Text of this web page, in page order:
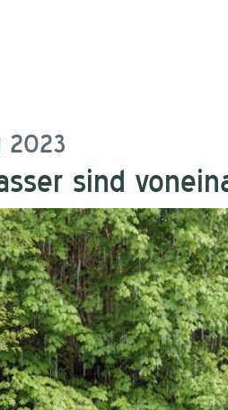
2023
sind